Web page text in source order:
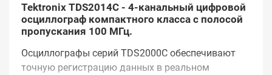
Tektronix TDS2014C - 4-канальный цифровой
осциллограф компактного класса с полосой
пропускания 100 МГц.
Осциллографы серий TDS2000С обеспечивают
точную регистрацию данных в реальном